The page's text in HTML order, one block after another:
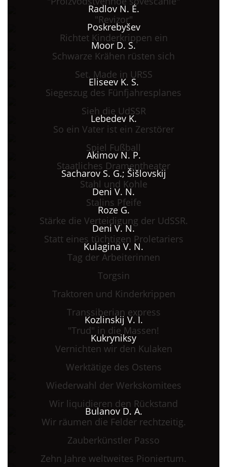
Radlov N. Ė.
"Revizor"
Poskrebyšev
Richtet Kinderkrippen ein
Moor D. S.
Schwarze Krähen rüsten sich
Set. Made in URSS
Eliseev K. S.
Siegeszug des Fünfjahresplanes
Sieh die UdSSR
Lebedev K.
So ein Vater ist ein Zerstörer
Spiel Fußball
Akimov N. P.
Staatliches Dramentheater
Sacharov S. G.; Šišlovskij
Stahl und Kohle
Deni V. N.
Stalins Pfeife
Roze G.
Stärke die Verteidigung der UdSSR.
Deni V. N.
Statt eines tüchtigen Proletariers
Kulagina V. N.
Tag der Arbeiterinnen
Torgsin
Traktoren und Kinderkrippen
Transsiberian express
Kozlinskij V. I.
"Trud" in die Massen!
Kukryniksy
Vernichten wir den Kulaken
Werktätige des Ostens
Wiederwahl der Werkskomitees
Wir liquidieren den Rückstand
Bulanov D. A.
Wir räumen die Felder rechtzeitig.
Zauberkünstler Passo
Zehn Jahre weltweites Pioniertum.